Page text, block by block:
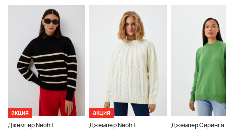
акция
Джемпер Neohit
акция
Джемпер Neohit
Джемпер Сиринга